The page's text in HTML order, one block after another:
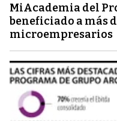
MiAcademia del
beneficiado a más
microempresarios